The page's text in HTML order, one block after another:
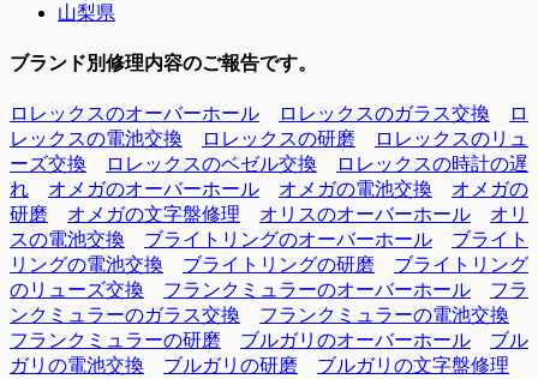
山梨県
ブランド別修理内容のご報告です。
ロレックスのオーバーホール ロレックスのガラス交換
ロ
レックスの電池交換
ロレックスの研磨
ロレックスのリュ
ーズ交換
ロレックスのベゼル交換
ロレックスの時計の遅
れ
オメガのオーバーホール オメガの電池交換
オメガの
研磨
オメガの文字盤修理 オリスのオーバーホール
オリ
スの電池交換
ブライトリングのオーバーホール
ブライト
リングの電池交換
ブライトリングの研磨
ブライトリング
のリューズ交換
フランクミュラーのオーバーホール
フラ
ンクミュラーのガラス交換
フランクミュラーの電池交換
フランクミュラーの研磨
ブルガリのオーバーホール
ブル
ガリの電池交換
ブルガリの研磨
ブルガリの文字盤修理